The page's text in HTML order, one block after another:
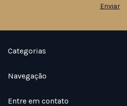
Categorias
Navegação
Entre em contato